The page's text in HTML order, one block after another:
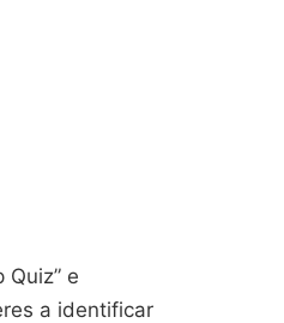
Quiz” e
a identificar